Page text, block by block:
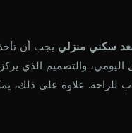
سكني منزلي يجب أن
والتصميم الذي
للراحة. علاوة على